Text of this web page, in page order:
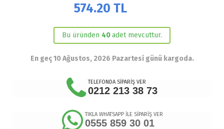
574.20 TL
Bu üründen 40adet mevcuttur.
En geç 10 Ağustos, 2026 Pazartesi günü kargoda.
TELEFONDA SİPARİŞ VER
0212 213 38 73
TIKLA WHATSAPP İLE SİPARİŞ VER
0555 859 30 01